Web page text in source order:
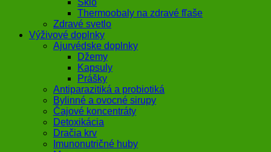
Sklo
Thermoobaly na zdravé fľaše
Zdravé svetlo
Výživové doplnky
Ajurvédske doplnky
Džemy
Kapsuly
Prášky
Antiparazitiká a probiotiká
Bylinné a ovocné sirupy
Čajové koncentráty
Detoxikácia
Dračia krv
Imunonutričné huby